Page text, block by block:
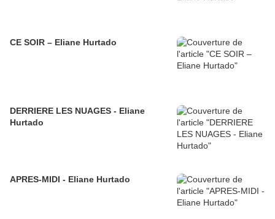
CE SOIR – Eliane Hurtado
DERRIERE LES NUAGES - Eliane
Hurtado
APRES-MIDI - Eliane Hurtado